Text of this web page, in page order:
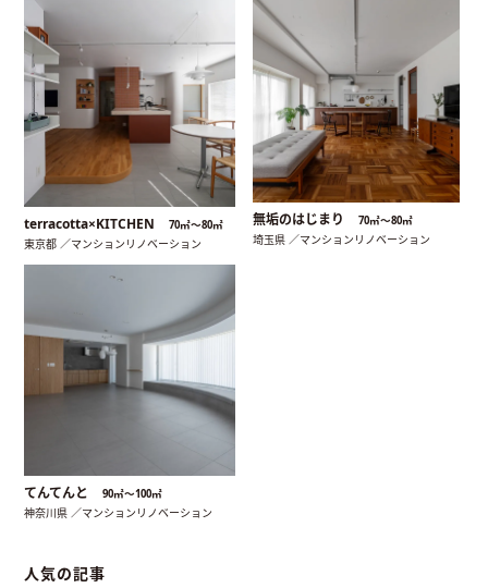
terracotta×KITCHEN 70㎡〜80㎡
東京都 ／マンションリノベーション
無垢のはじまり 70㎡〜80㎡
埼玉県 ／マンションリノベーション
てんてんと 90㎡〜100㎡
神奈川県 ／マンションリノベーション
人気の記事